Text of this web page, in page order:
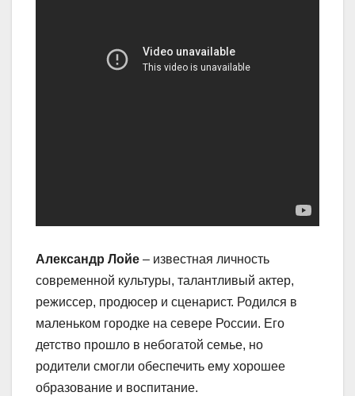
Александр Лойе – известная личность
современной культуры, талантливый актер,
режиссер, продюсер и сценарист. Родился в
маленьком городке на севере России. Его
детство прошло в небогатой семье, но
родители смогли обеспечить ему хорошее
образование и воспитание.